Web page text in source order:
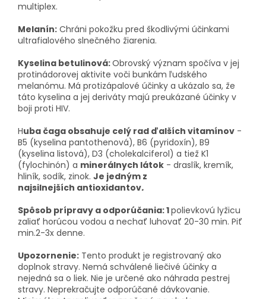
multiplex.
Melanín: Chráni pokožku pred škodlivými účinkami
ultrafialového slnečného žiarenia.
Kyselina betulinová:Obrovský význam spočíva v jej
protinádorovej aktivite voči bunkám ľudského
melanómu. Má protizápalové účinky a ukázalo sa, že
táto kyselina a jej deriváty majú preukázané účinky v
boji proti HIV.
Huba čaga obsahuje celý rad ďalších vitamínov -
B5 (kyselina pantothenová), B6 (pyridoxín), B9
(kyselina listová), D3 (cholekalciferol) a tiež K1
(fylochinón) a minerálnych látok - draslík, kremík,
hliník, sodík, zinok. Je jedným z
najsilnejších antioxidantov.
Spôsob prípravy a odporúčania: 1polievkovú lyžicu
zaliať horúcou vodou a nechať luhovať 20-30 min. Piť
min.2-3x denne.
Upozornenie: Tento produkt je registrovaný ako
doplnok stravy. Nemá schválené liečivé účinky a
nejedná sa o liek. Nie je určené ako náhrada pestrej
stravy. Neprekračujte odporúčané dávkovanie.